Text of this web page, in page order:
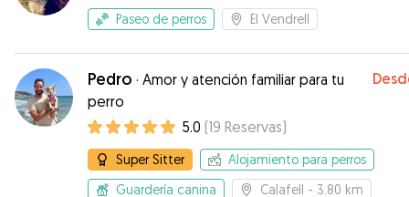
Alrededores!
Paseo de perros El Vendrell
Pedro · Amor y atención familiar para tu
perro
5.0 (19 Reservas)
Super Sitter
Alojamiento para perros
Guardería canina
Calafell - 3.80 km